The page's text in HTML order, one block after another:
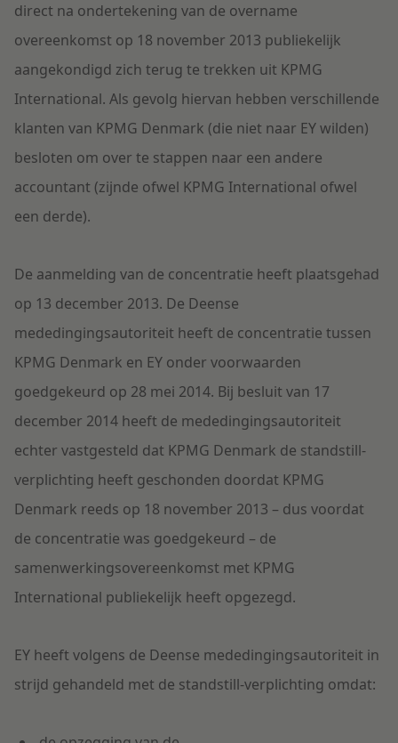
direct na ondertekening van de overname
overeenkomst op 18 november 2013 publiekelijk
aangekondigd zich terug te trekken uit KPMG
International. Als gevolg hiervan hebben verschillende
klanten van KPMG Denmark (die niet naar EY wilden)
besloten om over te stappen naar een andere
accountant (zijnde ofwel KPMG International ofwel
een derde).
De aanmelding van de concentratie heeft plaatsgehad
op 13 december 2013. De Deense
mededingingsautoriteit heeft de concentratie tussen
KPMG Denmark en EY onder voorwaarden
goedgekeurd op 28 mei 2014. Bij besluit van 17
december 2014 heeft de mededingingsautoriteit
echter vastgesteld dat KPMG Denmark de standstill-
verplichting heeft geschonden doordat KPMG
Denmark reeds op 18 november 2013 – dus voordat
de concentratie was goedgekeurd – de
samenwerkingsovereenkomst met KPMG
International publiekelijk heeft opgezegd.
EY heeft volgens de Deense mededingingsautoriteit in
strijd gehandeld met de standstill-verplichting omdat: